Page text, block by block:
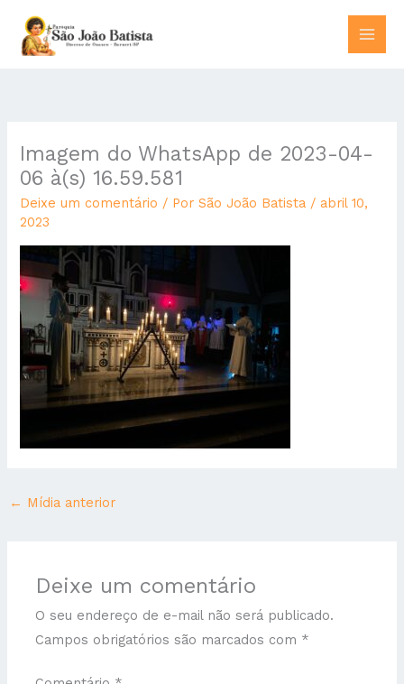
para
Imagem do WhatsApp de 2023-04-
06 à(s) 16.59.581
Deixe um comentário / PorSão João Batista / abril 10,
2023
← Mídia anterior
Deixe um comentário
O seu endereço de e-mail não será publicado.
Campos obrigatórios são marcados com *